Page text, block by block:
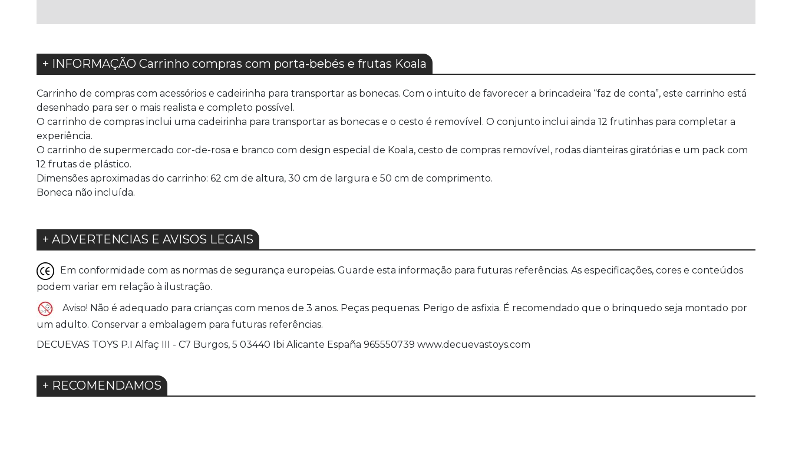
DESEJOS
DESEJOS
DESEJOS
DESEJOS
+ INFORMAÇÃO Carrinho compras com porta-bebés e frutas Koala
Carrinho de compras com acessórios e cadeirinha para transportar as bonecas. Com o intuito de favorecer a brincadeira “faz de conta”, este carrinho está
desenhado para ser o mais realista e completo possível.
O carrinho de compras inclui uma cadeirinha para transportar as bonecas e o cesto é removível. O conjunto inclui ainda 12 frutinhas para completar a
experiência.
O carrinho de supermercado cor-de-rosa e branco com design especial de Koala, cesto de compras removível, rodas dianteiras giratórias e um pack com
12 frutas de plástico.
Dimensões aproximadas do carrinho: 62 cm de altura, 30 cm de largura e 50 cm de comprimento.
Boneca não incluída.
+ ADVERTENCIAS E AVISOS LEGAIS
Em conformidade com as normas de segurança europeias. Guarde esta informação para futuras referências. As especificações, cores e conteúdos
podem variar em relação à ilustração.
Aviso! Não é adequado para crianças com menos de 3 anos. Peças pequenas. Perigo de asfixia. É recomendado que o brinquedo seja montado por
um adulto. Conservar a embalagem para futuras referências.
DECUEVAS TOYS P.I Alfaç III - C7 Burgos, 5 03440 Ibi Alicante España 965550739 www.decuevastoys.com
+ RECOMENDAMOS